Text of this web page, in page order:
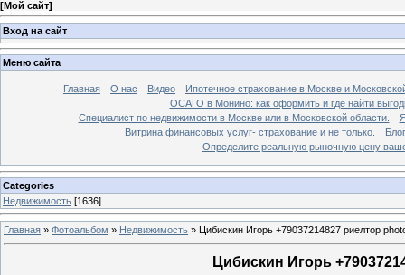
[Мой сайт]
Вход на сайт
Меню сайта
Главная О нас Видео
Ипотечное страхование в Москве и
ОСАГО в Монино: как оформить и где найти
Специалист по недвижимости в Москве или в Московской области.
Витрина финансовых услуг- страхование и не только.
Блог
Определите реальную рыночную цену
Categories
Недвижимость [1636]
Главная » Фотоальбом » Недвижимость » Цибискин Игорь +79037214827 риелтор
Цибискин Игорь